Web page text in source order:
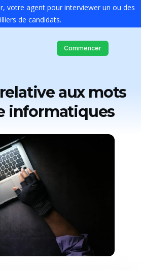
votre agent pour interviewer un ou des
de candidats.
Commencer
aux mots
informatiques